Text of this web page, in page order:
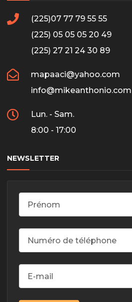
(225)07 77 79 55 55
(225) 05 05 05 20 49
(225) 27 21 24 30 89
mapaaci@yahoo.com
info@mikeanthonio.com
Lun. - Sam.
8:00 - 17:00
NEWSLETTER